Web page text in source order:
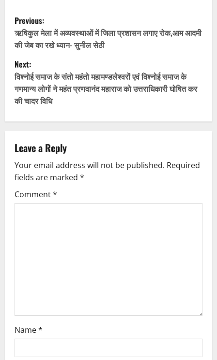
P
o
s
t
n
a
v
i
g
a
Previous:
ऋषिकुल मेला में अव्यवस्थाओं में जिला प्रशासन लगाए रोक,आम आदमी
की जेब का रखे ध्यान- सुनील सेठी
Next:
विश्नोई समाज के संतो महंतो महामण्डलेश्वरों एवं विश्नोई समाज के
गणमान्य लोगों ने महंत प्रणवानंद महाराज को उत्तराधिकारी घोषित कर
की चादर विधि
Leave a Reply
Your email address will not be published. Required
fields are marked *
Comment*
Name*